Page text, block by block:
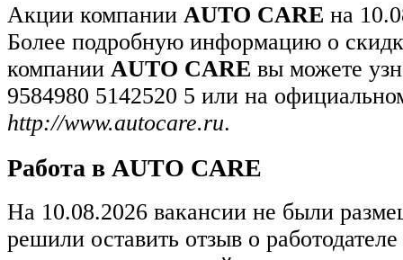
Акции компании AUTO CARE на
Более подробную информацию о
компании AUTO CARE вы можете
9584980 5142520 5 или на
http://www.autocare.ru.
Работа в AUTO CARE
На 10.08.2026 вакансии не были
решили оставить отзыв о работодателе